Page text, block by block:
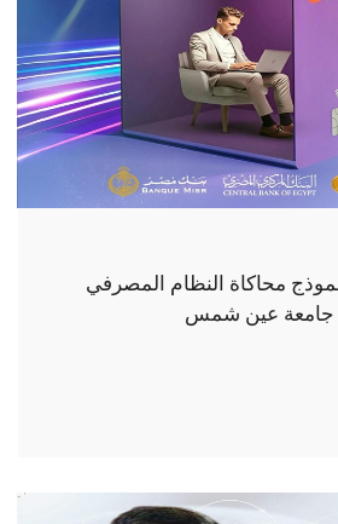
محاكاة النظام المصرفي
جامعة عين شمس